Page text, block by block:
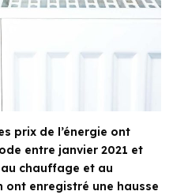
prix de l’énergie ont
entre janvier 2021 et
au chauffage et au
enregistré une hausse